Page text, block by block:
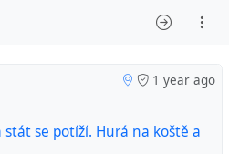
1 year ago
se potíží. Hurá na koště a